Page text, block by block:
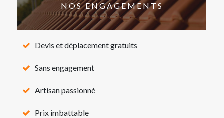
NOS ENGAGEMENTS
Devis et déplacement gratuits
Sans engagement
Artisan passionné
Prix imbattable